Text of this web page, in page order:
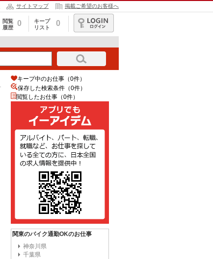
サイトマップ 掲載ご希望のお客様へ
閲覧
履歴
0
キープ
リスト
0
ログイン
キープ中のお仕事（0件）
保存した検索条件（0件）
閲覧したお仕事（0件）
関東のバイク通勤OKのお仕事
神奈川県
千葉県